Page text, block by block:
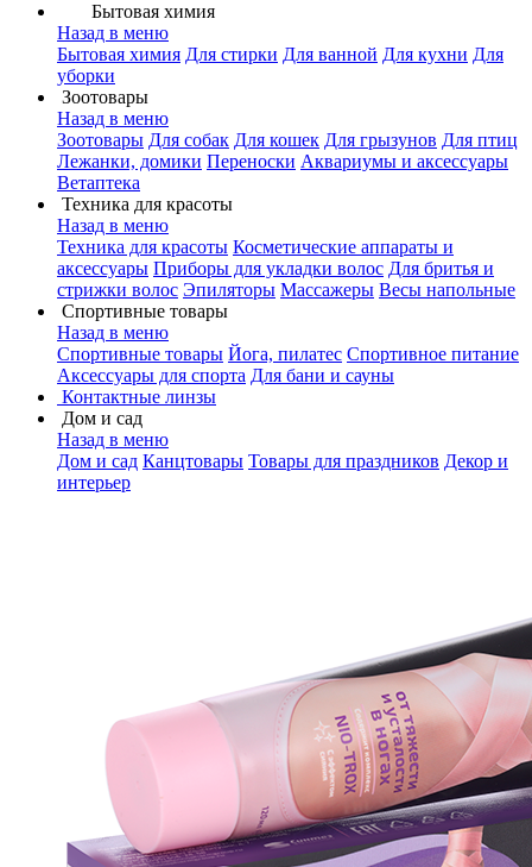
Бытовая химия
Назад в меню
Бытовая химия Для стирки Для ванной Для кухни Для
уборки
Зоотовары
Назад в меню
Зоотовары Для собак Для кошек Для грызунов Для птиц
Лежанки, домики Переноски Аквариумы и аксессуары
Ветаптека
Техника для красоты
Назад в меню
Техника для красоты Косметические аппараты и
аксессуары Приборы для укладки волос Для бритья и
стрижки волос Эпиляторы Массажеры Весы напольные
Спортивные товары
Назад в меню
Спортивные товары Йога, пилатес Спортивное питание
Аксессуары для спорта Для бани и сауны
Контактные линзы
Дом и сад
Назад в меню
Дом и сад Канцтовары Товары для праздников Декор и
интерьер